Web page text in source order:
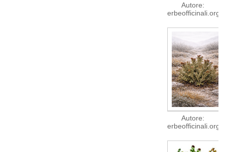
Autore:
erbeofficinali.org
Autore:
erbeofficinali.org